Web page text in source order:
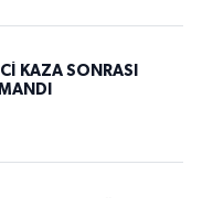
KAZA SONRASI